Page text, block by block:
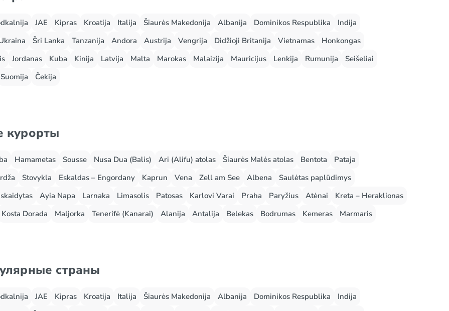
JAE Kipras Kroatija Italija Šiaurės Makedonija Albanija Dominikos Respublika
Indija
Šri Lanka Tanzanija Andora Austrija Vengrija Didžioji Britanija Vietnamas
Honkongas
Jordanas Kuba Kinija Latvija Malta Marokas Malaizija Mauricijus Lenkija Rumunija
Seišeliai
Suomija Čekija
курорты
Hamametas Sousse Nusa Dua (Balis) Ari (Alifu) atolas Šiaurės Malės atolas Bentota
Pataja
Stovykla Eskaldas – Engordany Kaprun Vena Zell am See Albena
Saulėtas paplūdimys
Ayia Napa Larnaka Limasolis Patosas Karlovi Varai Praha Paryžius Atėnai
Kreta – Heraklionas
Kosta Dorada Maljorka Tenerifė (Kanarai) Alanija Antalija Belekas Bodrumas Kemeras Marmaris
страны
JAE Kipras Kroatija Italija Šiaurės Makedonija Albanija Dominikos Respublika
Indija